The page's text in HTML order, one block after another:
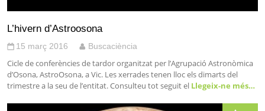
L’hivern d’Astroosona
15 març 2016 Buscaciència
Cicle de conferències de tardor organitzat per l’Agrupació Astronòmica
d’Osona, AstroOsona, a Vic. Les xerrades tenen lloc els dimarts del
trimestre a la seu de l’entitat. Consulteu tot seguit el Llegeix-ne més…